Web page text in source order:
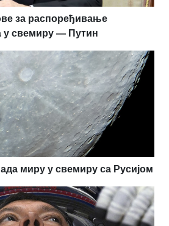
за распоређивање
у свемиру — Путин
миру у свемиру са Русијом